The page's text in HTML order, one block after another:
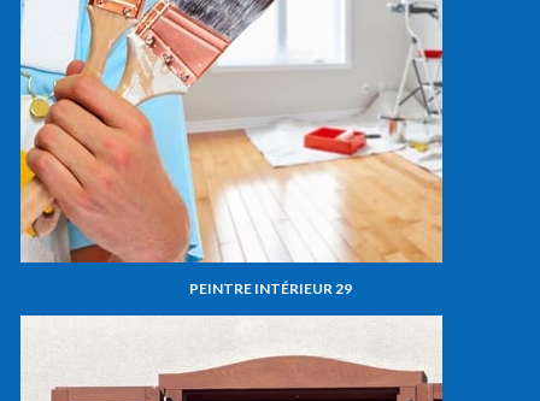
PEINTRE INTÉRIEUR 29